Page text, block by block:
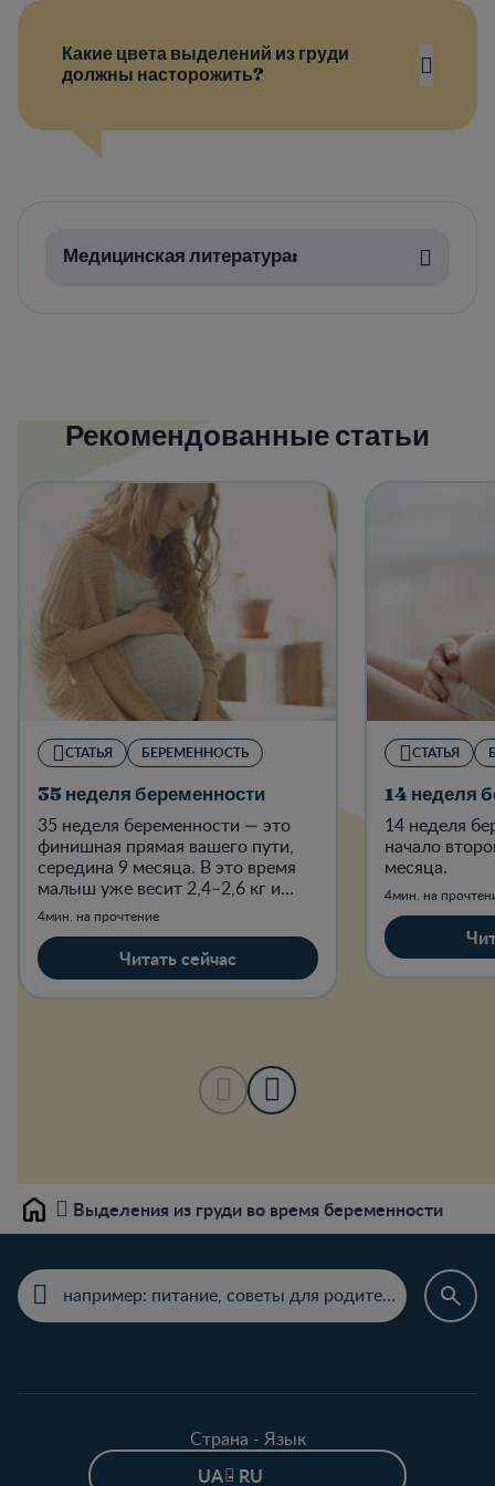
Какие цвета выделений из груди
должны насторожить?
Медицинская литература:
Рекомендованные статьи
СТАТЬЯ БЕРЕМЕННОСТЬ
35 неделя беременности
35 неделя беременности — это
финишная прямая вашего пути,
середина 9 месяца. В это время
малыш уже весит 2,4–2,6 кг и
имеет рост до 45–47 см —
размером с крупную дыню.
4мин. на прочтение
Читать сейчас
СТАТЬЯ
14 неделя
14 неделя
начало
месяца.
4мин. на
Home Выделения из груди во время беременности
Страна - Язык
UA - RU